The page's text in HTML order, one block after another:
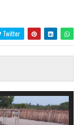
Twitter